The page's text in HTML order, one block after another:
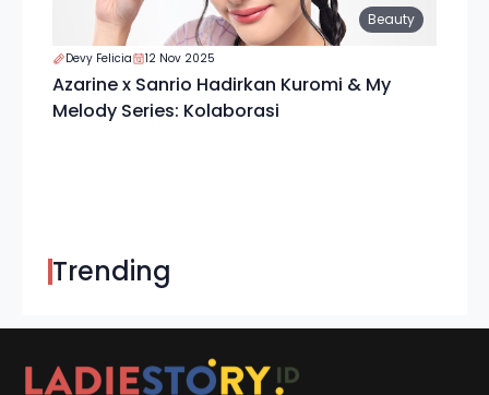
Beauty
Devy Felicia 12 Nov 2025
Azarine x Sanrio Hadirkan Kuromi & My
Melody Series: Kolaborasi
Trending